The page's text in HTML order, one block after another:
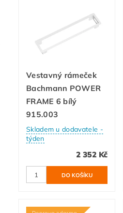
Vestavný rámeček
Bachmann POWER
FRAME 6 bílý
915.003
Skladem u dodavatele -
týden
2 352 Kč